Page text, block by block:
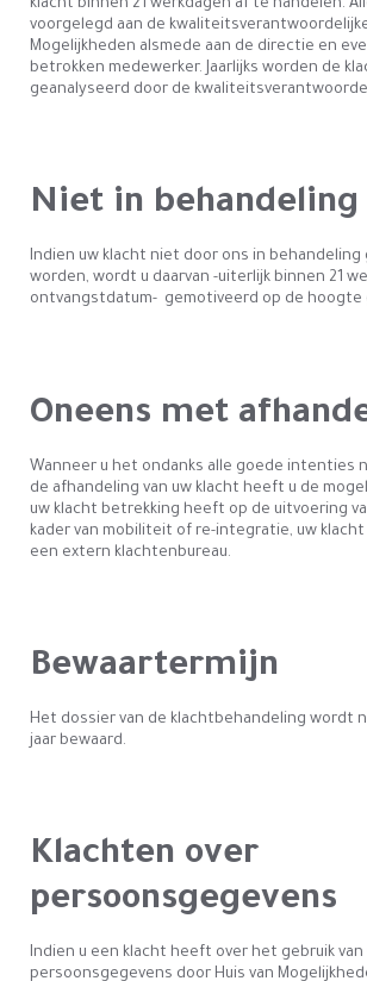
klacht binnen 21 werkdagen af te handelen.
voorgelegd aan de
Mogelijkheden alsmede aan de directie en
betrokken medewerker. Jaarlijks worden de
geanalyseerd door de
Niet in behandeling
Indien uw klacht niet door ons in behandeling
worden, wordt u daarvan -uiterlijk binnen 21
ontvangstdatum- gemotiveerd op de hoogte
Oneens met
Wanneer u het ondanks alle goede intenties
de afhandeling van uw klacht heeft u de
uw klacht betrekking heeft op de uitvoering
kader van mobiliteit of re-integratie, uw
een extern klachtenbureau.
Bewaartermijn
Het dossier van de klachtbehandeling wordt
jaar bewaard.
Klachten over
persoonsgegevens
Indien u een klacht heeft over het gebruik van
persoonsgegevens door Huis van